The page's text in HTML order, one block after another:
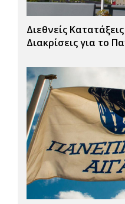
Διεθνείς
Διακρίσεις για το